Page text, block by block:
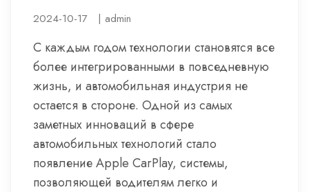
2024-10-17 | admin
С каждым годом технологии становятся все
более интегрированными в повседневную
жизнь, и автомобильная индустрия не
остается в стороне. Одной из самых
заметных инноваций в сфере
автомобильных технологий стало
появление Apple CarPlay, системы,
позволяющей водителям легко и